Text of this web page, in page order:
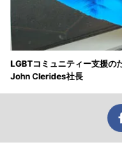
LGBTコミュニティー支援の
John Clerides社長